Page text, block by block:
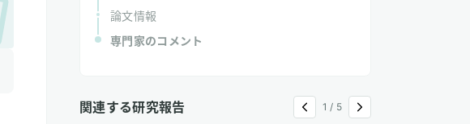
論文情報
専門家のコメント
関連する研究報告 1 / 5